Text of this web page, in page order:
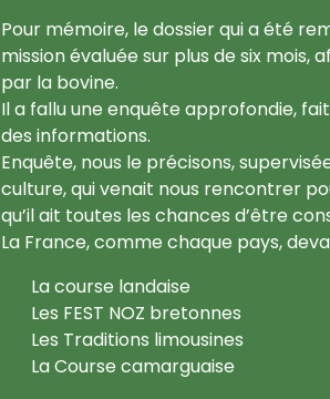
Pour mémoire, le dossier qui a été
mission évaluée sur plus de six
par la bovine.
Il a fallu une enquête approfondie,
des informations.
Enquête, nous le précisons,
culture, qui venait nous rencontrer
qu’il ait toutes les chances d’être
La France, comme chaque pays,
La course landaise
Les FEST NOZ bretonnes
Les Traditions limousines
La Course camarguaise